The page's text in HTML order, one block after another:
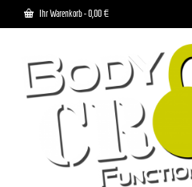
Ihr Warenkorb-0,00 €